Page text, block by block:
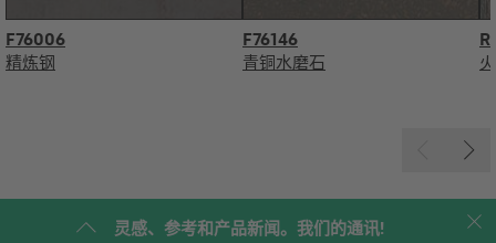
F76006
精炼钢
F76146
青铜水磨石
灵感、参考和产品新闻。我们的通讯!